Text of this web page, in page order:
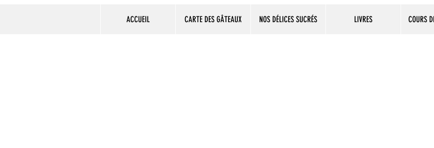
ACCUEIL CARTE DES GÂTEAUX NOS DÉLICES SUCRÉS LIVRES COURS